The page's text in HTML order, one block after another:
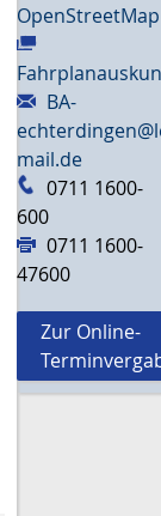
OpenStreetMap
BA-
mail.de
0711 1600-
600
0711 1600-
47600
Zur Online-